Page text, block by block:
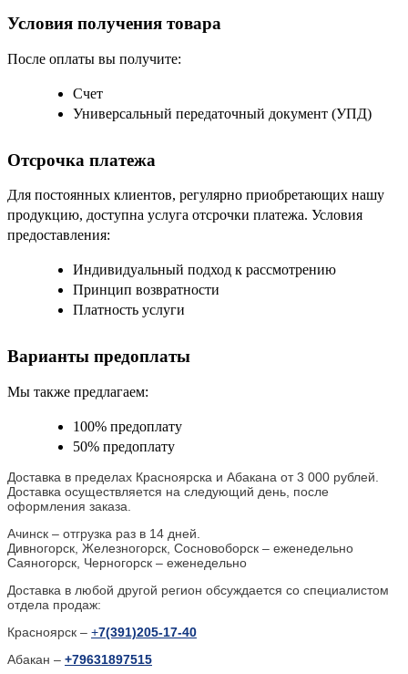
Условия получения товара
После оплаты вы получите:
Счет
Универсальный передаточный документ (УПД)
Отсрочка платежа
Для постоянных клиентов, регулярно приобретающих нашу
продукцию, доступна услуга отсрочки платежа. Условия
предоставления:
Индивидуальный подход к рассмотрению
Принцип возвратности
Платность услуги
Варианты предоплаты
Мы также предлагаем:
100% предоплату
50% предоплату
Доставка в пределах Красноярска и Абакана от 3 000 рублей.
Доставка осуществляется на следующий день, после
оформления заказа.
Ачинск – отгрузка раз в 14 дней.
Дивногорск, Железногорск, Сосновоборск – еженедельно
Саяногорск, Черногорск – еженедельно
Доставка в любой другой регион обсуждается со специалистом
отдела продаж:
Красноярск – +7(391)205-17-40
Абакан – +79631897515